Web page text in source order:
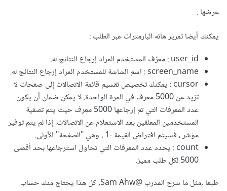
عرضها .
يمكنك أيضا تمرير هاته البارمترات عبر الطلب :
user_id : معرّف المستخدم المراد إرجاع النتائج له.
screen_name : اسم الشاشة للمستخدم المراد إرجاع النتائج له.
cursor : يمكنك تخصيص تقسيم قائمة الاتصالات إلى صفحات لا
تزيد عن 5000 معرف في المرة الواحدة. لا يمكن ضمان أن يكون
عدد المعرفات التي تم إرجاعها 5000 معرف حيث يتم تصفية
المستخدمين المعلقين بعد الاستعلام عن الاتصالات. إذا لم يتم توفير
مؤشر ، فسيتم افتراض القيمة -1 ، وهي "الصفحة" الأولى.
count : يحدد عدد المعرفات التي تحاول استرجاعها بحد أقصى
5000 لكل طلب مميز.
طبعا ,مثل ما شرح المدرب@Sam Ahw
, كل هذا يحتاج منك حساب